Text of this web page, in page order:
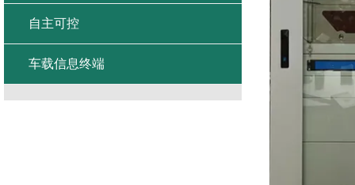
自主可控
车载信息终端